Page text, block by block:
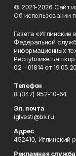
© 2021-2026 Сайт
Об использовании
Газета «Иглинские
Федеральной
информационных
Республике
02 - 01814 от
Телефон
8 (347) 952-10-64
Эл. почта
iglvesti@bk.ru
Адрес
452410, Иглинский
Рекламная служба